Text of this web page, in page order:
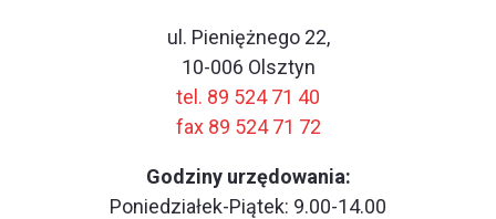
ul. Pieniężnego 22,
10-006 Olsztyn
tel. 89 524 71 40
fax 89 524 71 72
Godziny urzędowania:
Poniedziałek-Piątek: 9.00-14.00